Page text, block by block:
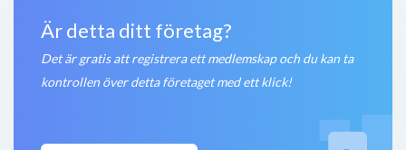
Är detta ditt företag?
Det är gratis att registrera ett medlemskap och du kan ta
kontrollen över detta företaget med ett klick!